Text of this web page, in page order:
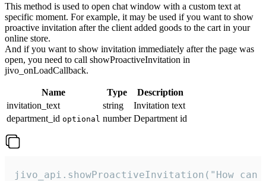
This method is used to open chat window with a custom text at
specific moment. For example, it may be used if you want to show
proactive invitation after the client added goods to the cart in your
online store.
And if you want to show invitation immediately after the page was
open, you need to call showProactiveInvitation in
jivo_onLoadCallback.
Name Type
Description
invitation_text
string
Invitation text
department_id optional number Department id
jivo_api.showProactiveInvitation("How